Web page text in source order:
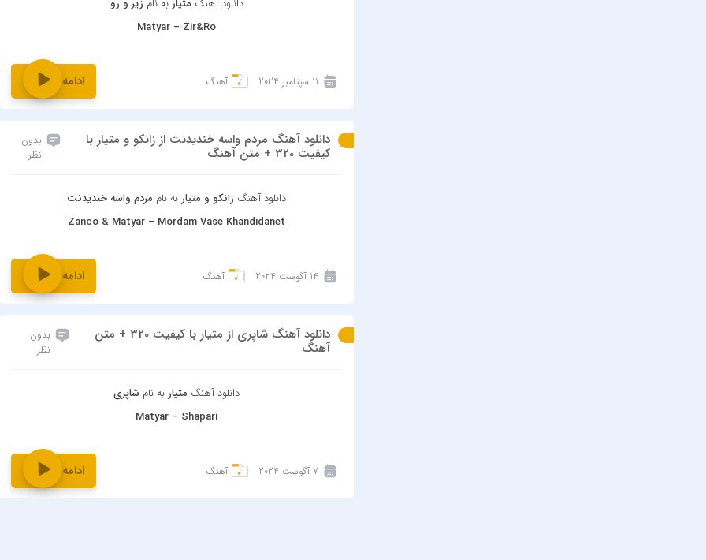
دانلود آهنگ متیاربه نام زیر و رو
Matyar – Zir&Ro
11 سپتامبر 2024 آهنگ ادامه و دانلود
دانلود آهنگ مردم واسه خندیدنت از زانکو و متیار با
کیفیت 320 + متن آهنگ
بدون
نظر
دانلود آهنگ زانکو و متیار به نام مردم واسه خندیدنت
Zanco & Matyar – Mordam Vase Khandidanet
14 آگوست 2024 آهنگ ادامه و دانلود
دانلود آهنگ شاپری از متیار با کیفیت 320 + متن
آهنگ
بدون
نظر
دانلود آهنگ متیار به نام شاپری
Matyar – Shapari
7 آگوست 2024 آهنگ ادامه و دانلود